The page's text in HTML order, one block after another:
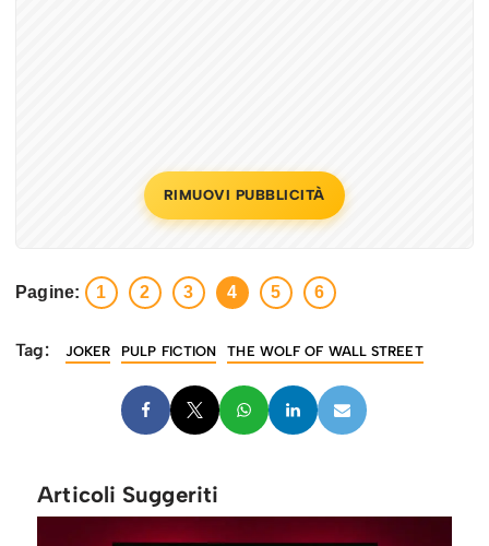
RIMUOVI PUBBLICITÀ
Pagine: 1 2 3 4 5 6
Tag: JOKER PULP FICTION THE WOLF OF WALL STREET
Articoli Suggeriti